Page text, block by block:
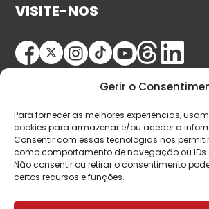
Gerir o
Para fornecer as melhores experiências,
cookies para armazenar e/ou aceder a
Consentir com essas tecnologias nos
como comportamento de navegação ou IDs
Não consentir ou retirar o consentimento
certos recursos e funções.
VISITE-NOS
© Copyright 2026 Saída de
direitos reservados.